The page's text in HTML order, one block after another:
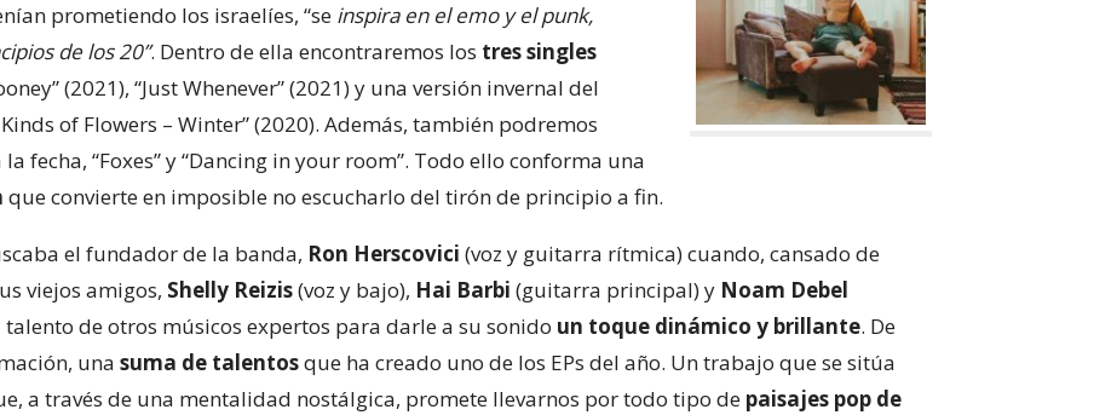
prometiendo los israelíes, “se inspira en el emo y el punk,
de los 20”. Dentro de ella encontraremos los tres singles
(2021), “Just Whenever” (2021) y una versión invernal del
of Flowers – Winter” (2020). Además, también podremos
la fecha, “Foxes” y “Dancing in your room”. Todo ello conforma una
que convierte en imposible no escucharlo del tirón de principio a fin.
el fundador de la banda, Ron Herscovici (voz y guitarra rítmica) cuando, cansado de
viejos amigos, Shelly Reizis(voz y bajo), Hai Barbi (guitarra principal) y Noam Debel
de otros músicos expertos para darle a su sonido un toque dinámico y brillante. De
unasuma de talentosque ha creado uno de los EPs del año. Un trabajo que se sitúa
a través de una mentalidad nostálgica, promete llevarnos por todo tipo de paisajes pop de